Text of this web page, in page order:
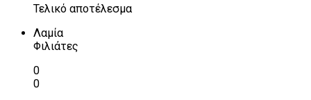
Τελικό αποτέλεσμα
Λαμία
Φιλιάτες
0
0